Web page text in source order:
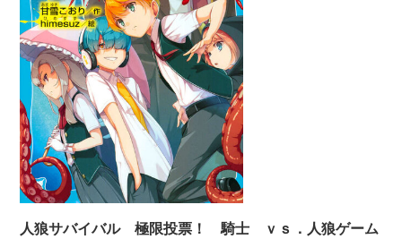
人狼サバイバル 極限投票！ 騎士 ｖｓ．人狼ゲーム